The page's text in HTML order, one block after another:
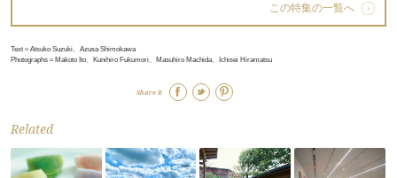
この特集の一覧へ
Text＝Atsuko Suzuki、Azusa Shimokawa
Photographs＝Makoto Ito、Kunihiro Fukumori、Masuhiro Machida、Ichisei Hiramatsu
Share it
Related